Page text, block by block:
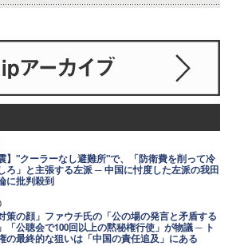
】"クーラーなし避難所"で、「防衛費を削って冷
ろ」と主張する左派 ─ 中国に忖度した左派の我田
に批判殺到
策の顔」ファウチ氏の「公の場の発言と矛盾する
「公聴会で100回以上の黙秘権行使」が物議 ─ ト
の最終的な狙いは「中国の責任追及」にある